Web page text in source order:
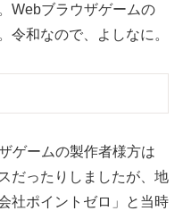
Webブラウザゲームの
令和なので、よしなに。
ゲームの製作者様方は
だったりしましたが、地
社ポイントゼロ」と当時